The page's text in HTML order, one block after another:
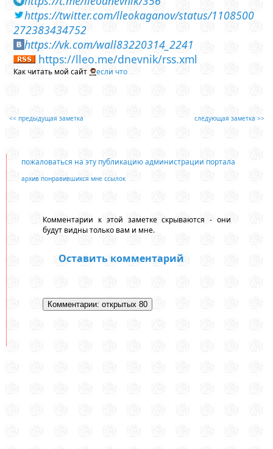
https://twitter.com/lleokaganov/status/1108500
272383434752
https://vk.com/wall83220314_2241
https://lleo.me/dnevnik/rss.xml
Как читать мой сайт если что
<< предыдущая заметка следующая заметка >>
пожаловаться на эту публикацию администрации портала
архив понравившихся мне ссылок
Комментарии к этой заметке скрываются - они
будут видны только вам и мне.
Оставить комментарий